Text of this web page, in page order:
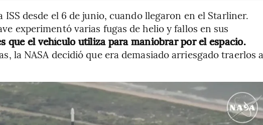
desde el 6 de junio, cuando llegaron en el Starliner.
experimentó varias fugas de helio y fallos en sus
que el vehículo utiliza para maniobrar por el espacio.
la NASA decidió que era demasiado arriesgado traerlos a